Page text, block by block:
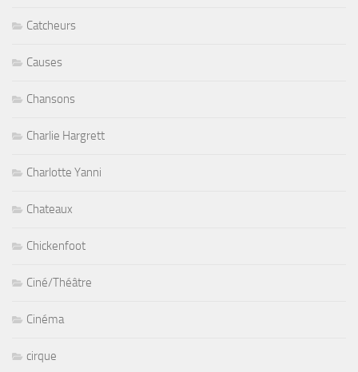
Catcheurs
Causes
Chansons
Charlie Hargrett
Charlotte Yanni
Chateaux
Chickenfoot
Ciné/Théâtre
Cinéma
cirque